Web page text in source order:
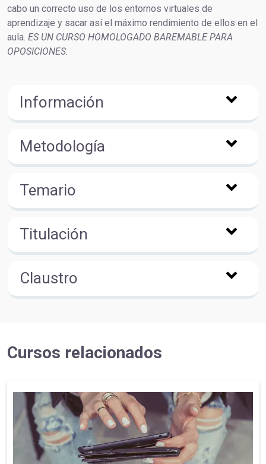
cabo un correcto uso de los entornos virtuales de
aprendizaje y sacar así el máximo rendimiento de ellos en el
aula. ES UN CURSO HOMOLOGADO BAREMABLE PARA
OPOSICIONES.
Información
Metodología
Temario
Titulación
Claustro
Cursos relacionados